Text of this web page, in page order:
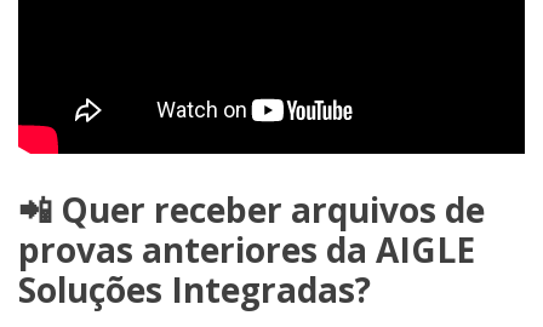
📲 Quer receber arquivos de
provas anteriores da AIGLE
Soluções Integradas?